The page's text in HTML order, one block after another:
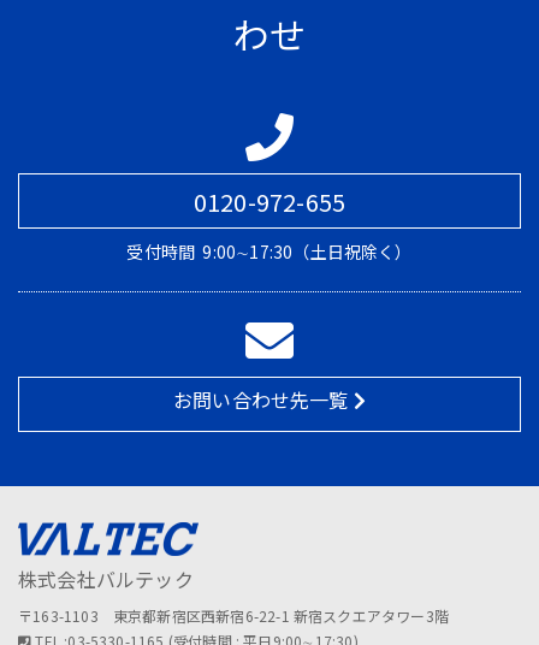
わせ
0120-972-655
受付時間 9:00∼17:30（土日祝除く）
お問い合わせ先一覧
株式会社バルテック
〒163-1103 東京都新宿区西新宿6-22-1 新宿スクエアタワー3階